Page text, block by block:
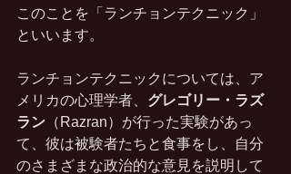
このことを「ランチョンテクニック」
といいます。
ランチョンテクニックについては、ア
メリカの心理学者、 グレゴリー・ラズ
ラン （Razran）が行った実験があっ
て、彼は被験者たちと食事をし、自分
のさまざまな政治的な意見を説明して